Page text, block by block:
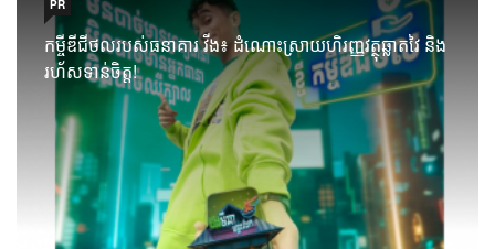
PR
កម្ចីឌីជីថលរបស់ធនាគារ វីង៖ ដំណោះស្រាយហិរញ្ញវត្ថុឆ្លាតវៃ និង
រហ័សទាន់ចិត្ត!